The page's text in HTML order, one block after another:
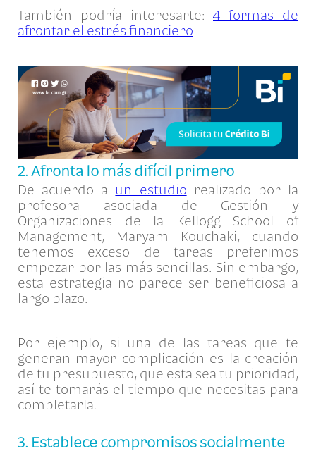
También podría interesarte: 4 formas de
afrontar el estrés financiero
2. Afronta lo más difícil primero
De acuerdo a un estudio realizado por la
profesora asociada de Gestión y
Organizaciones de la Kellogg School of
Management, Maryam Kouchaki, cuando
tenemos exceso de tareas preferimos
empezar por las más sencillas. Sin embargo,
esta estrategia no parece ser beneficiosa a
largo plazo.
Por ejemplo, si una de las tareas que te
generan mayor complicación es la creación
de tu presupuesto, que esta sea tu prioridad,
así te tomarás el tiempo que necesitas para
completarla.
3. Establece compromisos socialmente